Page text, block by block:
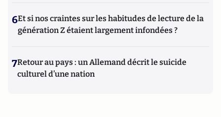
6Et si nos craintes sur les habitudes de lecture de la
génération Z étaient largement infondées ?
7Retour au pays : un Allemand décrit le suicide
culturel d’une nation